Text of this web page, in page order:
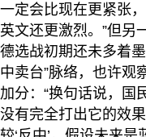
一定会比现在更紧张
英文还更激烈。”但另
德选战初期还未多着
中卖台”脉络，也许观
加分：“换句话说，国
没有完全打出它的效